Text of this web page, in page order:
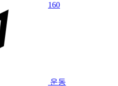
160
운동